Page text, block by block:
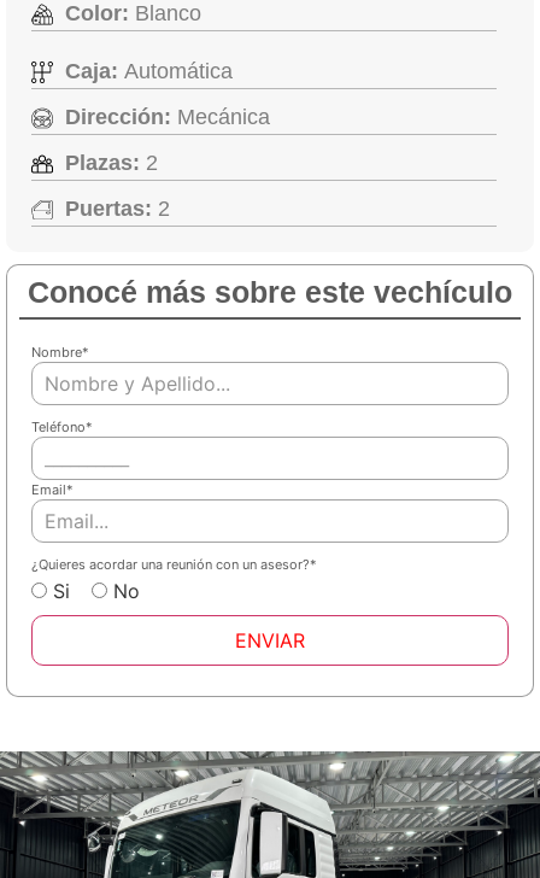
Color: Blanco
Caja: Automática
Dirección: Mecánica
Plazas: 2
Puertas: 2
Conocé más sobre este vechículo
Nombre*
Teléfono*
Email*
¿Quieres acordar una reunión con un asesor?*
Si No
ENVIAR